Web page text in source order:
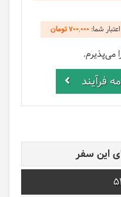
شما: 700,000تومان
می‌پذیرم.
فرآیند
این سفر